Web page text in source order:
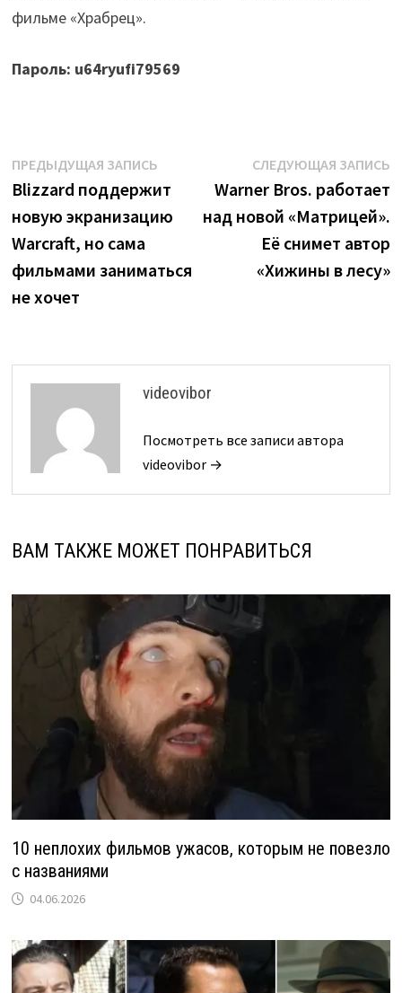
фильме «Храбрец».
Пароль: u64ryufi79569
Навигация
по
записям
ПРЕДЫДУЩАЯ ЗАПИСЬПредыдущая
запись:
Blizzard поддержит
новую экранизацию
Warcraft, но сама
фильмами заниматься
не хочет
СЛЕДУЮЩАЯ ЗАПИСЬ
Warner Bros. работает
над новой «Матрицей».
Её снимет автор
«Хижины в лесу»
videovibor
Посмотреть все записи автора
videovibor →
ВАМ ТАКЖЕ МОЖЕТ ПОНРАВИТЬСЯ
10 неплохих фильмов ужасов, которым не повезло
с названиями
04.06.2026